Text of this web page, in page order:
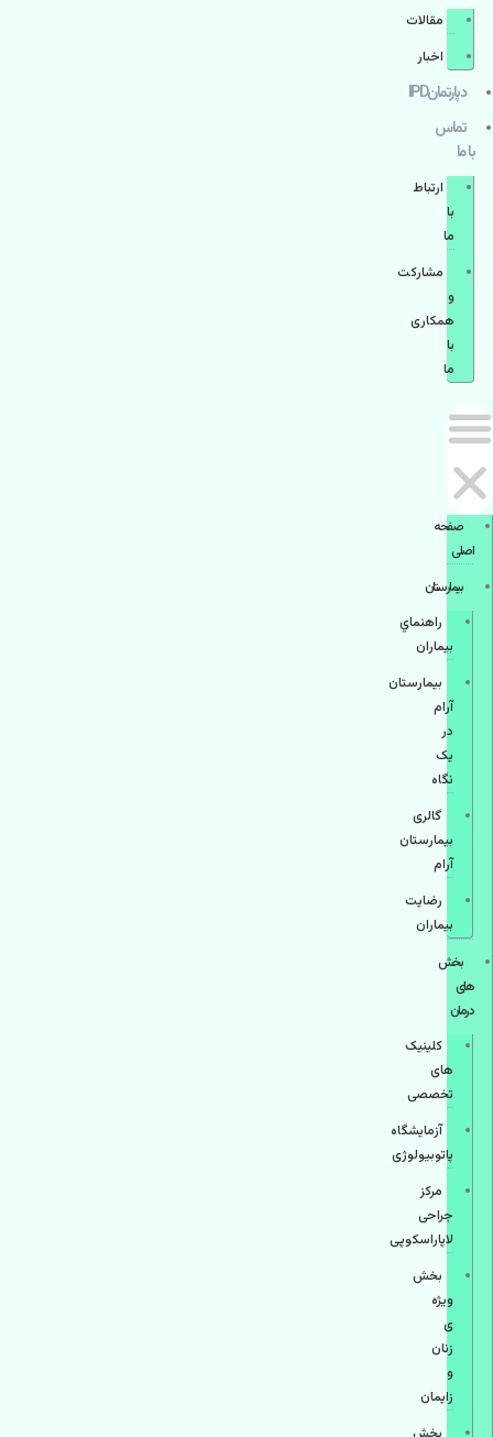
مقالات
اخبار
دپارتمانIPD
تماس
با ما
ارتباط
با
ما
مشاركت
و
همكاری
با
ما
صفحه
اصلی
بيمارستان
راهنماي
بیماران
بیمارستان
آرام
در
یک
نگاه
گالری
بیمارستان
آرام
رضایت
بیماران
بخش
های
درمان
کلینیک
های
تخصصی
آزمایشگاه
پاتوبیولوژی
مرکز
جراحی
لاپاراسکوپی
بخش
ویژه
ی
زنان
و
زایمان